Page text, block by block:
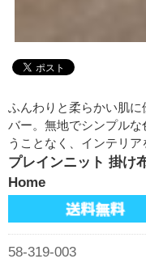
ふんわりと柔らかい肌
バー。無地でシンプル
うことなく、インテリア
プレインニット 掛け
Home
58-319-003